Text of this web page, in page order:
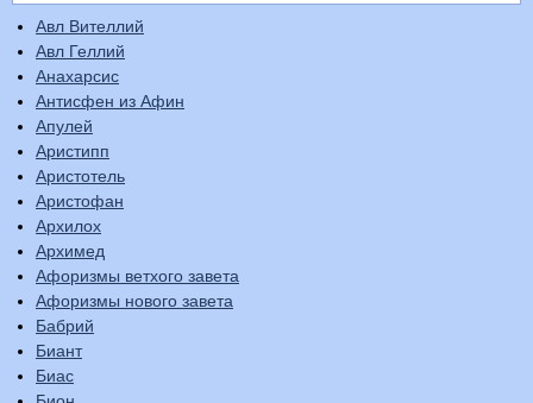
Авл Вителлий
Авл Геллий
Анахарсис
Антисфен из Афин
Апулей
Аристипп
Аристотель
Аристофан
Архилох
Архимед
Афоризмы ветхого завета
Афоризмы нового завета
Бабрий
Биант
Биас